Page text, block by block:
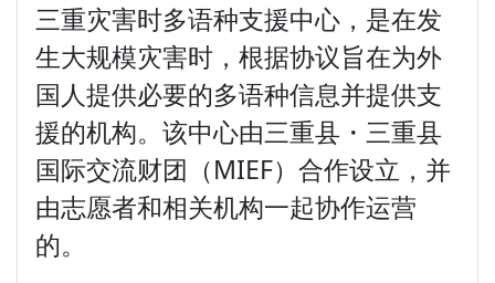
三重灾害时多语种支援中心，是在发
生大规模灾害时，根据协议旨在为外
国人提供必要的多语种信息并提供支
援的机构。该中心由三重县・三重县
国际交流财团（MIEF）合作设立，并
由志愿者和相关机构一起协作运营
的。